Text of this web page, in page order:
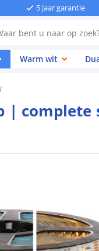
5 jaar garantie
Warm wit
|